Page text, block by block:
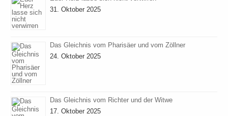
31. Oktober 2025
Das Gleichnis vom Pharisäer und vom Zöllner
24. Oktober 2025
Das Gleichnis vom Richter und der Witwe
17. Oktober 2025